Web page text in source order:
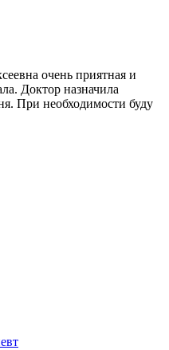
очень приятная и
Доктор назначила
При необходимости буду